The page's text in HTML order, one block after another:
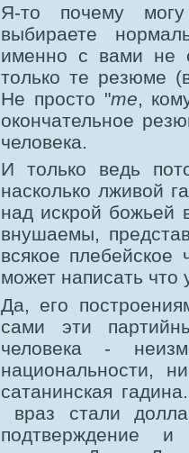
Я-то почему
выбираете
именно с вами не
только те резюме
Не просто "те ,
окончательное
человека.
И только ведь
насколько лживой
над искрой божьей
внушаемы,
всякое плебейское
может написать что
Да, его
сами эти
человека -
национальности,
сатанинская
враз стали
подтверждение и